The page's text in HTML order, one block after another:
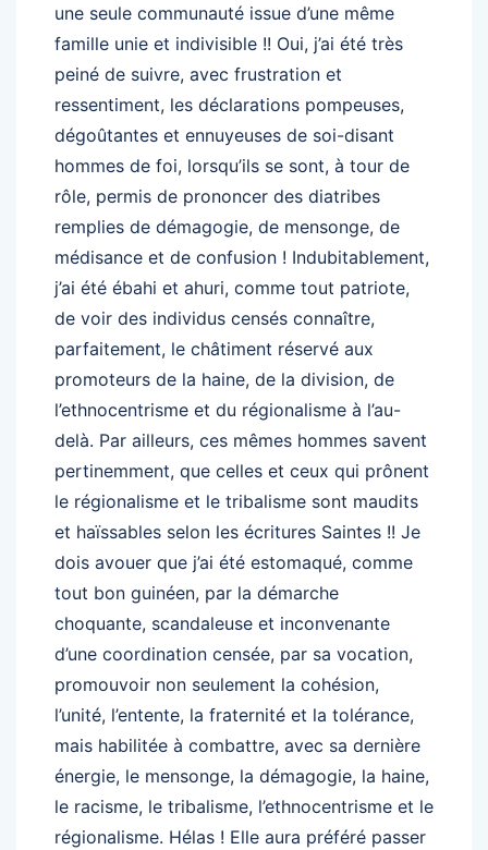
une seule communauté issue d’une même
famille unie et indivisible !! Oui, j’ai été très
peiné de suivre, avec frustration et
ressentiment, les déclarations pompeuses,
dégoûtantes et ennuyeuses de soi-disant
hommes de foi, lorsqu’ils se sont, à tour de
rôle, permis de prononcer des diatribes
remplies de démagogie, de mensonge, de
médisance et de confusion ! Indubitablement,
j’ai été ébahi et ahuri, comme tout patriote,
de voir des individus censés connaître,
parfaitement, le châtiment réservé aux
promoteurs de la haine, de la division, de
l’ethnocentrisme et du régionalisme à l’au-
delà. Par ailleurs, ces mêmes hommes savent
pertinemment, que celles et ceux qui prônent
le régionalisme et le tribalisme sont maudits
et haïssables selon les écritures Saintes !! Je
dois avouer que j’ai été estomaqué, comme
tout bon guinéen, par la démarche
choquante, scandaleuse et inconvenante
d’une coordination censée, par sa vocation,
promouvoir non seulement la cohésion,
l’unité, l’entente, la fraternité et la tolérance,
mais habilitée à combattre, avec sa dernière
énergie, le mensonge, la démagogie, la haine,
le racisme, le tribalisme, l’ethnocentrisme et le
régionalisme. Hélas ! Elle aura préféré passer